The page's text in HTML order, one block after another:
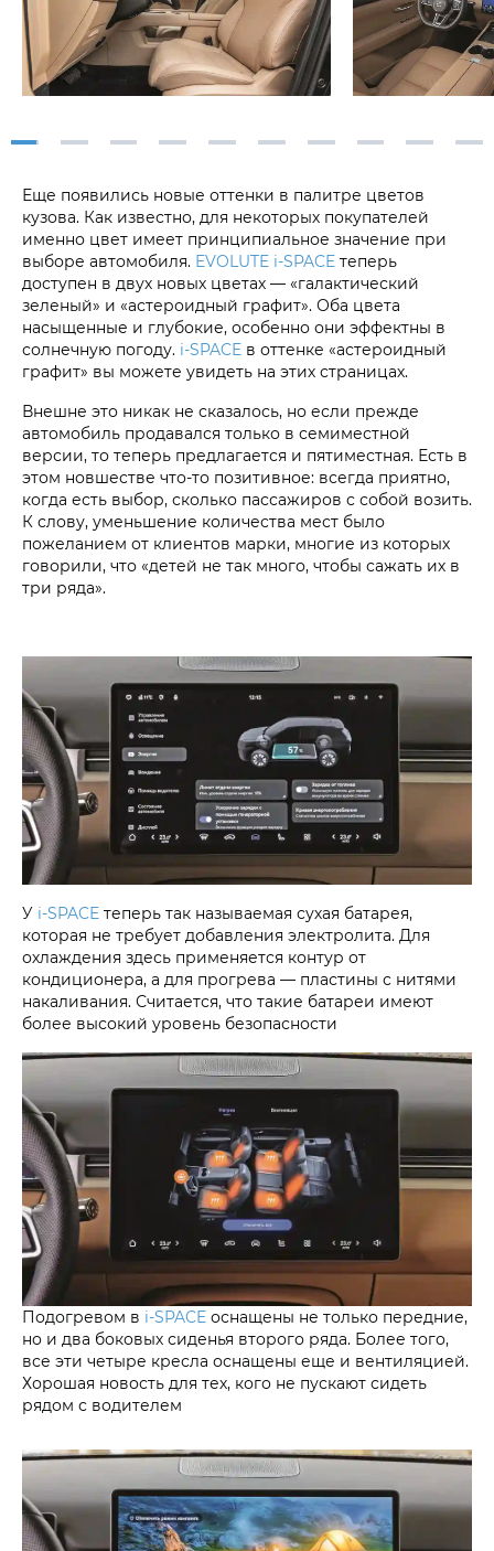
Еще появились новые оттенки в палитре цветов
кузова. Как известно, для некоторых покупателей
именно цвет имеет принципиальное значение при
выборе автомобиля. EVOLUTE i‑SPACE теперь
доступен в двух новых цветах — «галактический
зеленый» и «астероидный графит». Оба цвета
насыщенные и глубокие, особенно они эффектны в
солнечную погоду. i‑SPACE в оттенке «астероидный
графит» вы можете увидеть на этих страницах.
Внешне это никак не сказалось, но если прежде
автомобиль продавался только в семиместной
версии, то теперь предлагается и пятиместная. Есть в
этом новшестве что-то позитивное: всегда приятно,
когда есть выбор, сколько пассажиров с собой возить.
К слову, уменьшение количества мест было
пожеланием от клиентов марки, многие из которых
говорили, что «детей не так много, чтобы сажать их в
три ряда».
У i‑SPACE теперь так называемая сухая батарея,
которая не требует добавления электролита. Для
охлаждения здесь применяется контур от
кондиционера, а для прогрева — пластины с нитями
накаливания. Считается, что такие батареи имеют
более высокий уровень безопасности
Подогревом в i‑SPACE оснащены не только передние,
но и два боковых сиденья второго ряда. Более того,
все эти четыре кресла оснащены еще и вентиляцией.
Хорошая новость для тех, кого не пускают сидеть
рядом с водителем